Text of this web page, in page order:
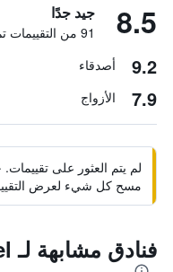
8.5 جيد جدًا
91 من التقييمات تم التحقق منها
9.2 أصدقاء
7.9 الأزواج
لم يتم العثور على
مسح كل شيء لعرض
فنادق مشابهة لـ Mega Permata Hotel